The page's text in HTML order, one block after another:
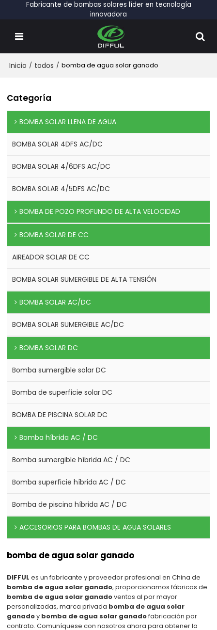
Fabricante de bombas solares líder en tecnología
innovadora
Inicio / todos / bomba de agua solar ganado
Categoría
BOMBA SOLAR LLENA DE AGUA
BOMBA SOLAR 4DFS AC/DC
BOMBA SOLAR 4/6DFS AC/DC
BOMBA SOLAR 4/5DFS AC/DC
BOMBA DE POZO PROFUNDO DE ALTA VELOCIDAD
BOMBA SOLAR DE CC
AIREADOR SOLAR DE CC
BOMBA SOLAR SUMERGIBLE DE ALTA TENSIÓN
BOMBA SOLAR AC/DC
BOMBA SOLAR SUMERGIBLE AC/DC
BOMBA SOLAR DC
Bomba sumergible solar DC
Bomba de superficie solar DC
BOMBA DE PISCINA SOLAR DC
Bomba híbrida AC / DC
Bomba sumergible híbrida AC / DC
Bomba superficie híbrida AC / DC
Bomba de piscina híbrida AC / DC
ACCESORIOS PARA BOMBAS DE AGUA SOLARES
bomba de agua solar ganado
DIFFUL es un fabricante y proveedor profesional en China de
bomba de agua solar ganado, proporcionamos fábricas de
bomba de agua solar ganadoventas al por mayor
personalizadas, marca privada bomba de agua solar
ganadoy bomba de agua solar ganadofabricación por
contrato. Comuníquese con nosotros ahora para obtener la